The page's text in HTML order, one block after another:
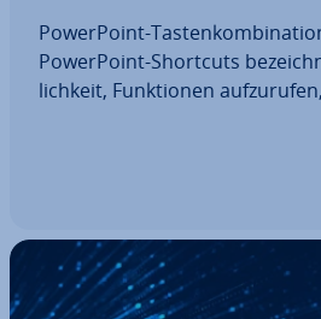
Power­Point-
Power­Point-Shortcuts
lich­keit, Funk­tio­nen